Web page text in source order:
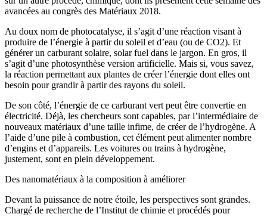
avancées au congrès des Matériaux 2018.
Au doux nom de photocatalyse, il s’agit d’une réaction visant à
produire de l’énergie à partir du soleil et d’eau (ou de CO2). Et
générer un carburant solaire, solar fuel dans le jargon. En gros, il
s’agit d’une photosynthèse version artificielle. Mais si, vous savez,
la réaction permettant aux plantes de créer l’énergie dont elles ont
besoin pour grandir à partir des rayons du soleil.
De son côté, l’énergie de ce carburant vert peut être convertie en
électricité. Déjà, les chercheurs sont capables, par l’intermédiaire de
nouveaux matériaux d’une taille infime, de créer de l’hydrogène. A
l’aide d’une pile à combustion, cet élément peut alimenter nombre
d’engins et d’appareils. Les voitures ou trains à hydrogène,
justement, sont en plein développement.
Des nanomatériaux à la composition à améliorer
Devant la puissance de notre étoile, les perspectives sont grandes.
Chargé de recherche de l’Institut de chimie et procédés pour